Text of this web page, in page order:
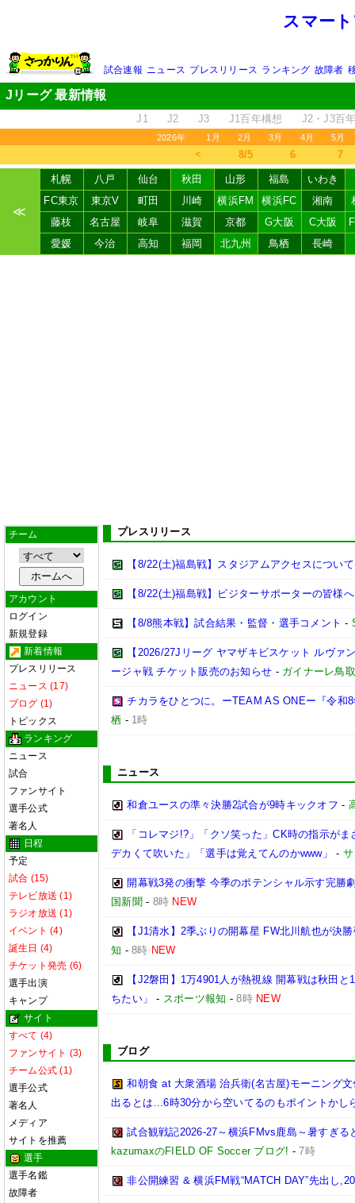
スマー
試合速報 ニュース プレスリリース ランキング 故障者
Jリーグ 最新情報
J1 J2 J3 J1百年構想 J2・J3百
2026年 1月 2月 3月 4月 5月
＜ 8/5 6 7
≪
札幌 八戸 仙台 秋田 山形 福島
いわき
FC東京
東京V 町田 川崎 横浜FM 横浜FC 湘南
藤枝
名古屋 岐阜 滋賀 京都 G大阪 C大阪
愛媛
今治 高知 福岡 北九州 鳥栖 長崎
チーム
アカウント
ログイン
新規登録
新着情報
プレスリリース
ニュース (17)
ブログ (1)
トピックス
ランキング
ニュース
試合
ファンサイト
選手公式
著名人
日程
予定
試合 (15)
テレビ放送 (1)
ラジオ放送 (1)
イベント (4)
誕生日 (4)
チケット発売 (6)
選手出演
キャンプ
サイト
すべて (4)
ファンサイト (3)
チーム公式 (1)
選手公式
著名人
メディア
サイトを推薦
選手
選手名鑑
故障者
プレスリリース
【8/22(土)福島戦】スタジアムアクセスについて
【8/22(土)福島戦】ビジターサポーターの皆様へ
【8/8熊本戦】試合結果・監督・選手コメント -
【2026/27Jリーグ ヤマザキビスケット ルヴ
ージャ戦 チケット販売のお知らせ - ガイナーレ鳥取
チカラをひとつに。ーTEAM AS ONEー『令和
栖 - 1時
ニュース
和倉ユースの準々決勝2試合が9時キックオフ -
「コレマジ!?」「クソ笑った」CK時の指示が
デカくて吹いた」「選手は覚えてんのかwww」
-
開幕戦3発の衝撃 今季のポテンシャル示す完勝
国新聞 - 8時 NEW
【J1清水】2季ぶりの開幕星 FW北川航也が決
知 -8時 NEW
【J2磐田】1万4901人が熱視線 開幕戦は秋田
ちたい」
- スポーツ報知 -8時 NEW
ブログ
和朝食 at 大衆酒場 治兵衛(名古屋)モーニング
出るとは…6時30分から空いてるのもポイントかし
試合観戦記2026-27～横浜FMvs鹿島～暑すぎ
kazumaxのFIELD OF Soccer ブログ! -7時
非公開練習 & 横浜FM戦“MATCH DAY”先出し